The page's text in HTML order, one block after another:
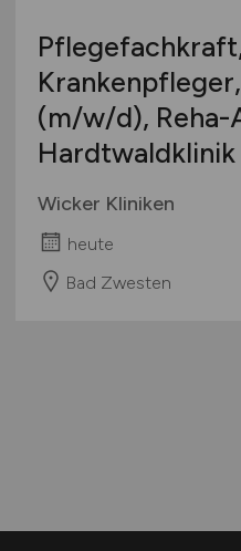
(m/w/d),
Hardtwaldklinik
Wicker Kliniken
heute
Bad Zwesten